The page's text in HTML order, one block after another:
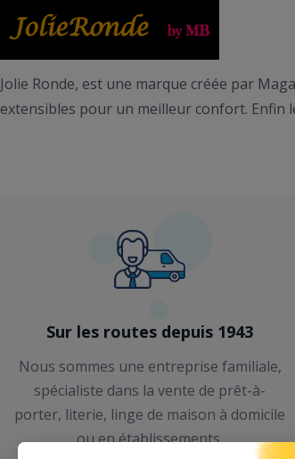
Jolie Ronde, est une marque créée par
extensibles pour un meilleur confort. Enfin
Sur les routes depuis 1943
Nous sommes une entreprise familiale,
spécialiste dans la vente de prêt-à-
porter, literie, linge de maison à domicile
ou en établissements.